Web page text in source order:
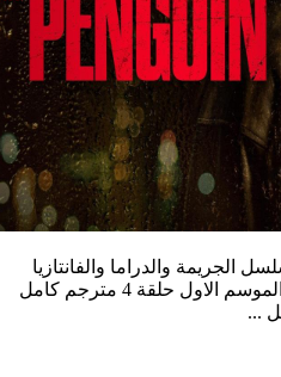
من مسلسل الجريمة والدراما والفانتازيا
الامريكي البطريق The Penguin الموسم الاول حلقة 4 مترجم كامل